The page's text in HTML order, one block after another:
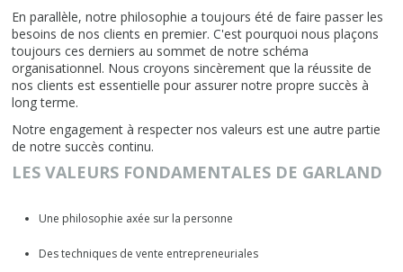
En parallèle, notre philosophie a toujours été de faire passer les
besoins de nos clients en premier. C'est pourquoi nous plaçons
toujours ces derniers au sommet de notre schéma
organisationnel. Nous croyons sincèrement que la réussite de
nos clients est essentielle pour assurer notre propre succès à
long terme.
Notre engagement à respecter nos valeurs est une autre partie
de notre succès continu.
LES VALEURS FONDAMENTALES DE GARLAND
Une philosophie axée sur la personne
Des techniques de vente entrepreneuriales